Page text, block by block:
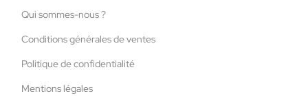
Qui sommes-nous ?
Conditions générales de ventes
Politique de confidentialité
Mentions légales